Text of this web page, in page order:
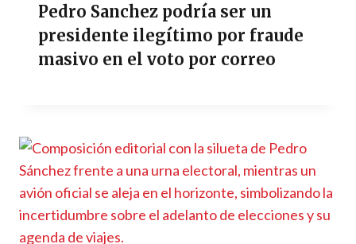
Pedro Sanchez podría ser un
presidente ilegítimo por fraude
masivo en el voto por correo